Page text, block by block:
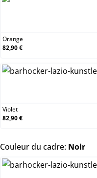
Orange
82,90 €
Violet
82,90 €
Couleur du cadre: Noir